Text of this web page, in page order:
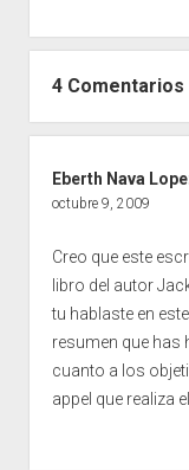
4 Comentarios
Eberth Nava
octubre 9, 2009
Creo que este
libro del autor
tu hablaste en
resumen que has
cuanto a los
appel que realiza